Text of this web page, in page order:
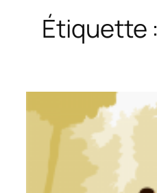
Étiquette :